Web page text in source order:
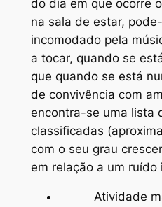
do dia em que ocorre
na sala de estar,
incomodado pela
a tocar, quando se
que quando se está
de convivência com
encontra-se uma lista
classificadas
com o seu grau
em relação a um ruído
Atividade